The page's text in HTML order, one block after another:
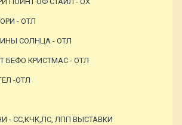
- ОТЛ
СОЛНЦА - ОТЛ
БЕФО КРИСТМАС - ОТЛ
-ОТЛ
- СС,КЧК,ЛС, ЛПП ВЫСТАВКИ